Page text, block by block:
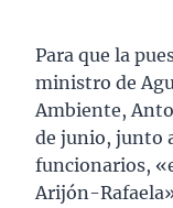
Para que la
ministro de
Ambiente,
de junio, junto
funcionarios,
Arijón-